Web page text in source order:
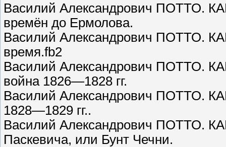
Василий Александрович ПОТТО.
времён до Ермолова.
Василий Александрович ПОТТО.
время.fb2
Василий Александрович ПОТТО.
война 1826—1828 гг.
Василий Александрович ПОТТО.
1828—1829 гг..
Василий Александрович ПОТТО.
Паскевича, или Бунт Чечни.